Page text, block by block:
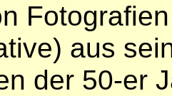
aus
der 50-er